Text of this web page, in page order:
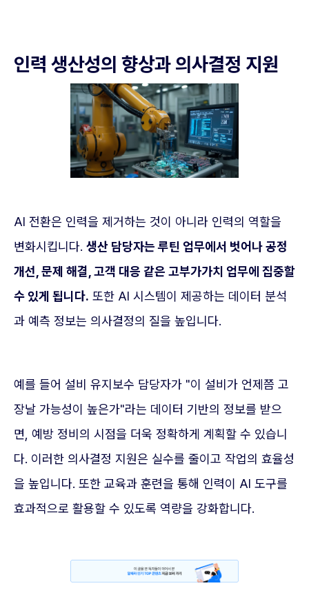
인력 생산성의 향상과 의사결정 지원
AI 전환은 인력을 제거하는 것이 아니라 인력의 역할을
변화시킵니다. 생산 담당자는 루틴 업무에서 벗어나 공정
개선, 문제 해결, 고객 대응 같은 고부가가치 업무에 집중할
수 있게 됩니다. 또한 AI 시스템이 제공하는 데이터 분석
과 예측 정보는 의사결정의 질을 높입니다.
예를 들어 설비 유지보수 담당자가 "이 설비가 언제쯤 고
장날 가능성이 높은가"라는 데이터 기반의 정보를 받으
면, 예방 정비의 시점을 더욱 정확하게 계획할 수 있습니
다. 이러한 의사결정 지원은 실수를 줄이고 작업의 효율성
을 높입니다. 또한 교육과 훈련을 통해 인력이 AI 도구를
효과적으로 활용할 수 있도록 역량을 강화합니다.